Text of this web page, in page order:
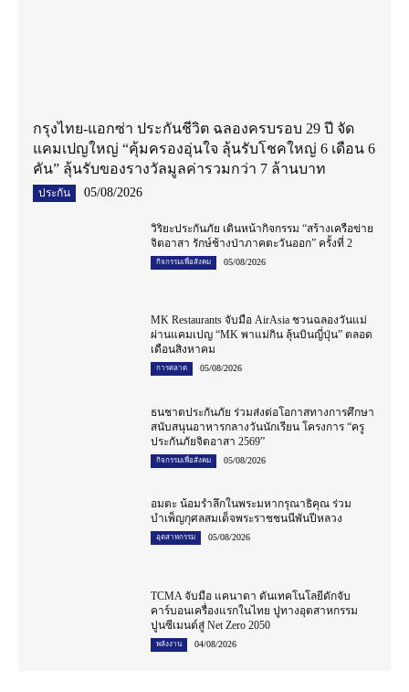
กรุงไทย-แอกซ่า ประกันชีวิต ฉลองครบรอบ 29 ปี จัด
แคมเปญใหญ่ “คุ้มครองอุ่นใจ ลุ้นรับโชคใหญ่ 6 เดือน 6
คัน” ลุ้นรับของรางวัลมูลค่ารวมกว่า 7 ล้านบาท
ประกัน 05/08/2026
วิริยะประกันภัย เดินหน้ากิจกรรม “สร้างเครือข่าย
จิตอาสา รักษ์ช้างป่าภาคตะวันออก” ครั้งที่ 2
กิจกรรมเพื่อสังคม 05/08/2026
MK Restaurants จับมือ AirAsia ชวนฉลองวันแม่
ผ่านแคมเปญ “MK พาแม่กิน ลุ้นบินญี่ปุ่น” ตลอด
เดือนสิงหาคม
การตลาด 05/08/2026
ธนชาตประกันภัย ร่วมส่งต่อโอกาสทางการศึกษา
สนับสนุนอาหารกลางวันนักเรียน โครงการ “ครู
ประกันภัยจิตอาสา 2569”
กิจกรรมเพื่อสังคม 05/08/2026
อมตะ น้อมรำลึกในพระมหากรุณาธิคุณ ร่วม
บำเพ็ญกุศลสมเด็จพระราชชนนีพันปีหลวง
อุตสาหกรรม 05/08/2026
TCMA จับมือ แคนาดา ดันเทคโนโลยีดักจับ
คาร์บอนเครื่องแรกในไทย ปูทางอุตสาหกรรม
ปูนซีเมนต์สู่ Net Zero 2050
พลังงาน 04/08/2026